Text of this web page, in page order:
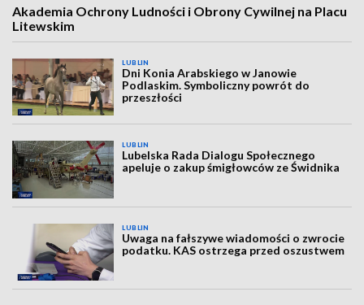
Akademia Ochrony Ludności i Obrony Cywilnej na Placu
Litewskim
LUBLIN
Dni Konia Arabskiego w Janowie
Podlaskim. Symboliczny powrót do
przeszłości
LUBLIN
Lubelska Rada Dialogu Społecznego
apeluje o zakup śmigłowców ze Świdnika
LUBLIN
Uwaga na fałszywe wiadomości o zwrocie
podatku. KAS ostrzega przed oszustwem